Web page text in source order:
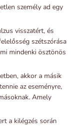
személy ad egy
visszatért, és
szétszórása
mindenki ösztönös
akkor a másik
az eseményre,
Amely
a kilégzés során